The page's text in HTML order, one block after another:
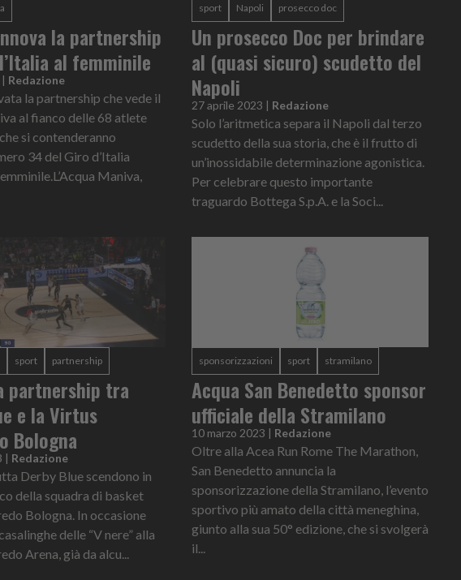
la partnership
al femminile
| Redazione
la partnership che vede il
al fianco delle 68 atlete
si contenderanno
34 del Giro d’Italia
Maniva,
sport Napoli prosecco doc
Un prosecco Doc per brindare
al (quasi sicuro) scudetto del
Napoli
27 aprile 2023 | Redazione
Solo l’aritmetica separa il Napoli dal terzo
scudetto della sua storia, che è il frutto di
un’inossidabile determinazione agonistica.
Per celebrare questo importante
traguardo Bottega S.p.A. e la Soci...
sport partnership
partnership tra
e la Virtus
Bologna
| Redazione
Derby Blue scendono in
della squadra di basket
Bologna. In occasione
delle “V nere” alla
Arena, già da alcu...
sponsorizzazioni sport stramilano
Acqua San Benedetto sponsor
ufficiale della Stramilano
10 marzo 2023 | Redazione
Oltre alla Acea Run Rome The Marathon,
San Benedetto annuncia la
sponsorizzazione della Stramilano, l’evento
sportivo più amato della città meneghina,
giunto alla sua 50° edizione, che si svolgerà
il...